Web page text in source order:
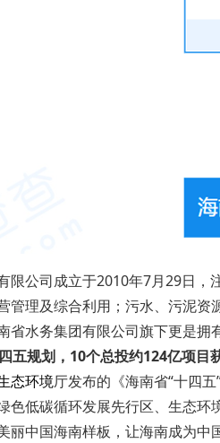
限公司成立于2010年7月29日
管理及综合利用；污水、污泥
省水务集团有限公司旗下更是拥
五规划，10个总投约124亿项目
态环境厅发布的《海南省“十四
色低碳循环发展先行区、生态
丽中国海南样板，让海南成为